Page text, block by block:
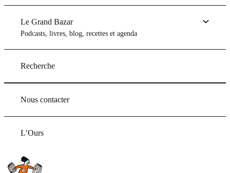
Le Grand Bazar
Podcasts, livres, blog, recettes et agenda
Recherche
Nous contacter
L’Ours